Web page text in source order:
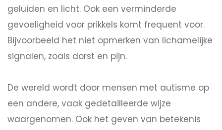
geluiden en licht. Ook een verminderde
gevoeligheid voor prikkels komt frequent voor.
Bijvoorbeeld het niet opmerken van lichamelijke
signalen, zoals dorst en pijn.
De wereld wordt door mensen met autisme op
een andere, vaak gedetailleerde wijze
waargenomen. Ook het geven van betekenis